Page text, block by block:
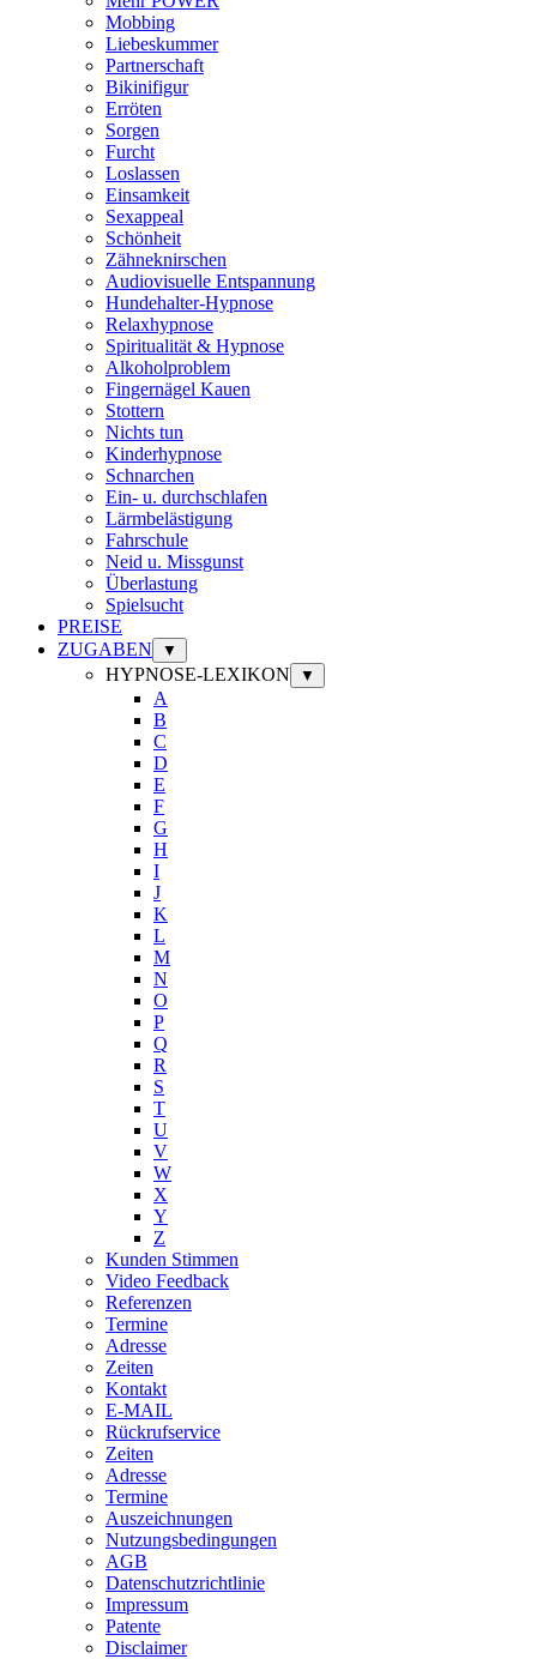
Mobbing
Liebeskummer
Partnerschaft
Bikinifigur
Erröten
Sorgen
Furcht
Loslassen
Einsamkeit
Sexappeal
Schönheit
Zähneknirschen
Audiovisuelle Entspannung
Hundehalter-Hypnose
Relaxhypnose
Spiritualität & Hypnose
Alkoholproblem
Fingernägel Kauen
Stottern
Nichts tun
Kinderhypnose
Schnarchen
Ein- u. durchschlafen
Lärmbelästigung
Fahrschule
Neid u. Missgunst
Überlastung
Spielsucht
PREISE
ZUGABEN
▼
HYPNOSE-LEXIKON ▼
A
B
C
D
E
F
G
H
I
J
K
L
M
N
O
P
Q
R
S
T
U
V
W
X
Y
Z
Kunden Stimmen
Video Feedback
Referenzen
Termine
Adresse
Zeiten
Kontakt
E-MAIL
Rückrufservice
Zeiten
Adresse
Termine
Auszeichnungen
Nutzungsbedingungen
AGB
Datenschutzrichtlinie
Impressum
Patente
Disclaimer